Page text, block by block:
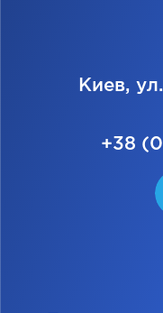
Киев,
+38